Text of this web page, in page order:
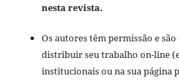
nesta revista.
Os autores têm permissão e
distribuir seu trabalho on-line
institucionais ou na sua página